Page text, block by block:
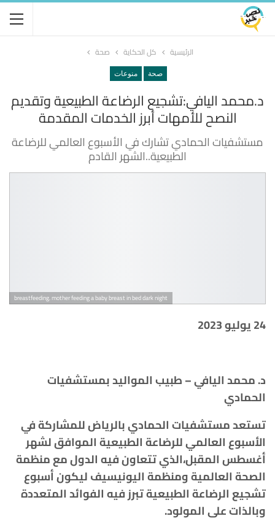
الرئيسية كل الحكاية صحة
صحة منوعات
د.محمد اليافي:تشجيع الرضاعة الطبيعية وتقديم
النصح للأمهات أبرز الخدمات المقدمة
مستشفيات الحمادي تشارك في الأسبوع العالمي للرضاعة
الطبيعية..الشهر القادم
breastfeeding. mother feeding a baby breast in bed dark night
24 يوليو 2023
د. محمد اليافي – طبيب المواليد بمستشفيات
الحمادي
تستعد مستشفيات الحمادي بالرياض للمشاركة في
الأسبوع العالمي للرضاعة الطبيعية الموافق لشهر
أغسطس المقبل،الذي تتعاون فيه الدول مع منظمة
الصحة العالمية ومنظمة اليونيسيف ليكون أسبوع
تشجيع الرضاعة الطبيعية تبرز فيه الفوائد المتعددة
وبالذات على المولود.